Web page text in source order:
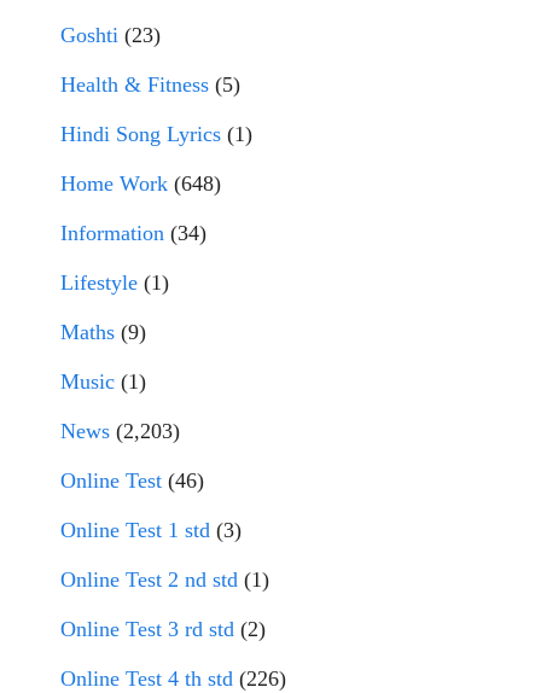
Goshti (23)
Health & Fitness (5)
Hindi Song Lyrics (1)
Home Work (648)
Information (34)
Lifestyle (1)
Maths (9)
Music (1)
News (2,203)
Online Test (46)
Online Test 1 std (3)
Online Test 2 nd std (1)
Online Test 3 rd std (2)
Online Test 4 th std (226)